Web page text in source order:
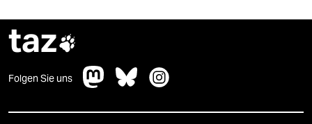
taz
Folgen Sie uns